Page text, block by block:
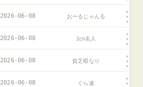
2026-06-08 おーるじゃんる
2026-06-08 2ch名人
2026-06-08 貧乏暇なり
2026-06-08 ぐら速